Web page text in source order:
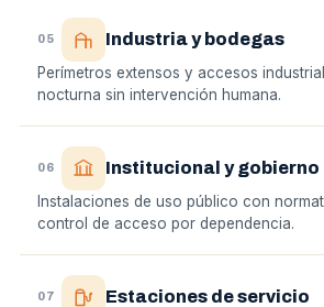
05 Industria y bodegas
Perímetros extensos y accesos
nocturna sin intervención humana.
06 Institucional y gobierno
Instalaciones de uso público con
control de acceso por dependencia.
07 Estaciones de servicio